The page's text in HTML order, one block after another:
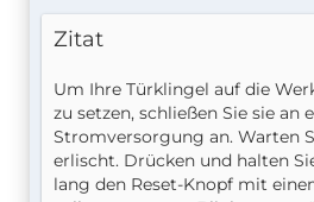
Zitat
Um Ihre Türklingel auf die
zu setzen, schließen Sie sie an
Stromversorgung an. Warten
erlischt. Drücken und halten
lang den Reset-Knopf mit